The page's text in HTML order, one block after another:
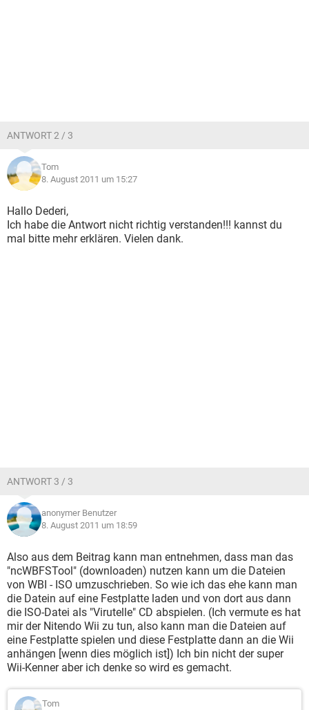
ANTWORT 2 / 3
Tom
8. August 2011 um 15:27
Hallo Dederi,
Ich habe die Antwort nicht richtig verstanden!!! kannst du
mal bitte mehr erklären. Vielen dank.
ANTWORT 3 / 3
anonymer Benutzer
8. August 2011 um 18:59
Also aus dem Beitrag kann man entnehmen, dass man das
"ncWBFSTool" (downloaden) nutzen kann um die Dateien
von WBI - ISO umzuschrieben. So wie ich das ehe kann man
die Datein auf eine Festplatte laden und von dort aus dann
die ISO-Datei als "Virutelle" CD abspielen. (Ich vermute es hat
mir der Nitendo Wii zu tun, also kann man die Dateien auf
eine Festplatte spielen und diese Festplatte dann an die Wii
anhängen [wenn dies möglich ist]) Ich bin nicht der super
Wii-Kenner aber ich denke so wird es gemacht.
Tom